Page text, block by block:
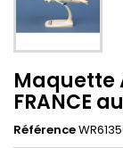
Maquette
FRANCE
Référence